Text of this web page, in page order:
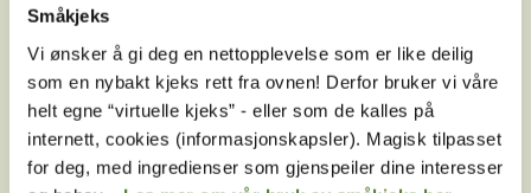
Småkjeks
Vi ønsker å gi deg en nettopplevelse som er like deilig
som en nybakt kjeks rett fra ovnen! Derfor bruker vi våre
helt egne “virtuelle kjeks” - eller som de kalles på
internett, cookies (informasjonskapsler). Magisk tilpasset
for deg, med ingredienser som gjenspeiler dine interesser
Melder du deg på Dyreparkens nyhetsbrev får du
unike tilbud og nyheter. Uten nyhetsbrev går du glipp
av mange fordeler.
E-post